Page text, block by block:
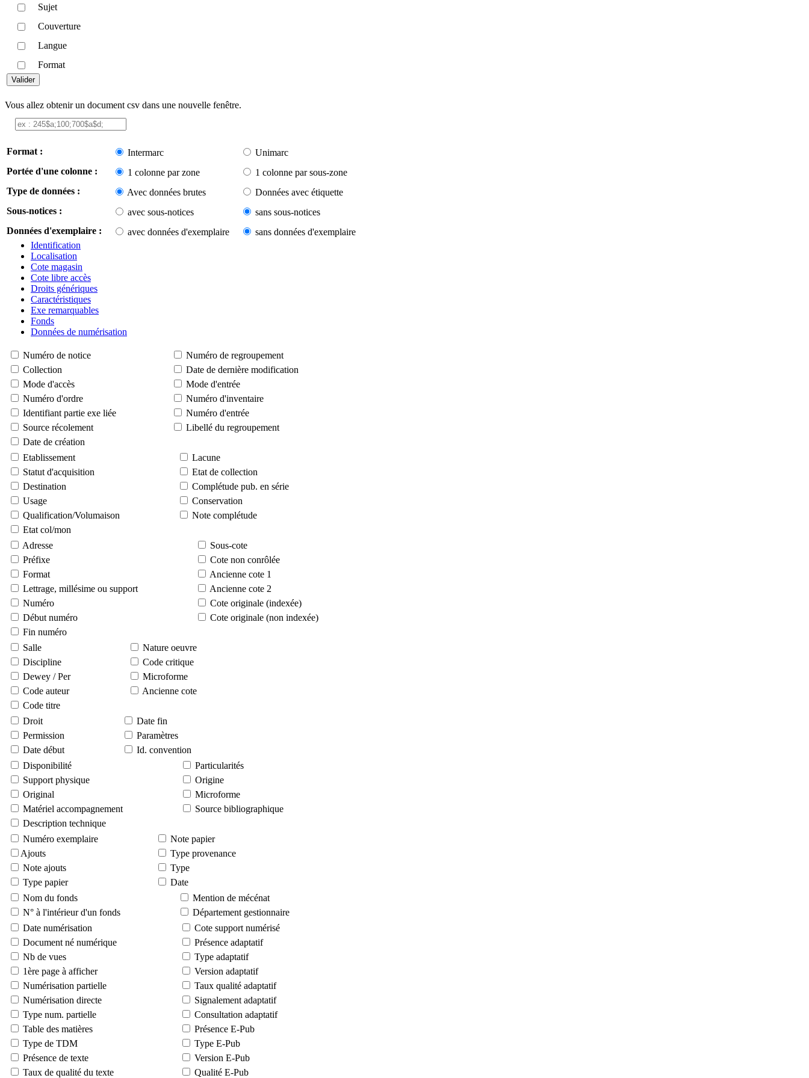
Sujet
Couverture
Langue
Format
Vous allez obtenir un document csv dans une nouvelle fenêtre.
Format : Intermarc
Unimarc
Portée d'une colonne :
1 colonne par zone
1 colonne par sous-zone
Type de données :
Avec données brutes
Données avec étiquette
Sous-notices :
avec sous-notices
sans sous-notices
Données d'exemplaire :
avec données d'exemplaire
sans données d'exemplaire
Identification
Localisation
Cote magasin
Cote libre accès
Droits génériques
Caractéristiques
Exe remarquables
Fonds
Données de numérisation
Numéro de notice
Numéro de regroupement
Collection
Date de dernière modification
Mode d'accès
Mode d'entrée
Numéro d'ordre
Numéro d'inventaire
Identifiant partie exe liée
Numéro d'entrée
Source récolement
Libellé du regroupement
Date de création
Etablissement
Lacune
Statut d'acquisition
Etat de collection
Destination
Complétude pub. en série
Usage
Conservation
Qualification/Volumaison
Note complétude
Etat col/mon
Adresse
Sous-cote
Préfixe
Cote non conrôlée
Format
Ancienne cote 1
Lettrage, millésime ou support
Ancienne cote 2
Numéro
Cote originale (indexée)
Début numéro
Cote originale (non indexée)
Fin numéro
Salle
Nature oeuvre
Discipline
Code critique
Dewey / Per
Microforme
Code auteur
Ancienne cote
Code titre
Droit
Date fin
Permission
Paramètres
Date début
Id. convention
Disponibilité
Particularités
Support physique
Origine
Original
Microforme
Matériel accompagnement
Source bibliographique
Description technique
Numéro exemplaire
Note papier
Ajouts
Type provenance
Note ajouts
Type
Type papier
Date
Nom du fonds
Mention de mécénat
N° à l'intérieur d'un fonds
Département gestionnaire
Date numérisation
Cote support numérisé
Document né numérique
Présence adaptatif
Nb de vues
Type adaptatif
1ère page à afficher
Version adaptatif
Numérisation partielle
Taux qualité adaptatif
Numérisation directe
Signalement adaptatif
Type num. partielle
Consultation adaptatif
Table des matières
Présence E-Pub
Type de TDM
Type E-Pub
Présence de texte
Version E-Pub
Taux de qualité du texte
Qualité E-Pub